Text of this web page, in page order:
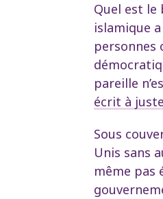
Quel est le
islamique
personnes
pareille
écrit à
Sous
Unis sans
même pas